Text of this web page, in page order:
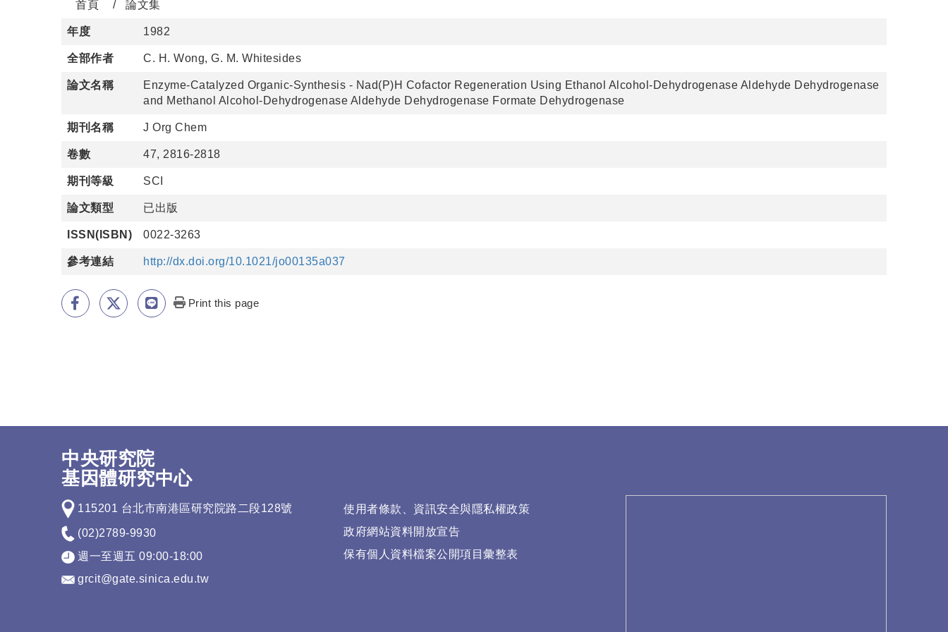
首頁 論文集
年度 1982
全部作者 C. H. Wong, G. M. Whitesides
論文名稱
Enzyme-Catalyzed Organic-Synthesis - Nad(P)H Cofactor Regeneration Using Ethanol Alcohol-Dehydrogenase Aldehyde Dehydrogenase
and Methanol Alcohol-Dehydrogenase Aldehyde Dehydrogenase Formate Dehydrogenase
期刊名稱 J Org Chem
卷數 47, 2816-2818
期刊等級 SCI
論文類型 已出版
ISSN(ISBN) 0022-3263
參考連結 http://dx.doi.org/10.1021/jo00135a037
Print this page
中央研究院
基因體研究中心
115201 台北市南港區研究院路二段128號
(02)2789-9930
週一至週五 09:00-18:00
grcit@gate.sinica.edu.tw
使用者條款、資訊安全與隱私權政策
政府網站資料開放宣告
保有個人資料檔案公開項目彙整表